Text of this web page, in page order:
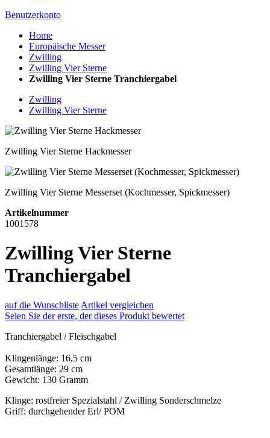
Benutzerkonto
Home
Europäische Messer
Zwilling
Zwilling Vier Sterne
Zwilling Vier Sterne Tranchiergabel
Zwilling
Zwilling Vier Sterne
Zwilling Vier Sterne Hackmesser
Zwilling Vier Sterne Messerset (Kochmesser, Spickmesser)
Artikelnummer
1001578
Zwilling Vier Sterne
Tranchiergabel
auf die Wunschliste Artikel vergleichen
Seien Sie der erste, der dieses Produkt bewertet
Tranchiergabel / Fleischgabel
Klingenlänge: 16,5 cm
Gesamtlänge: 29 cm
Gewicht: 130 Gramm
Klinge: rostfreier Spezialstahl / Zwilling Sonderschmelze
Griff: durchgehender Erl/ POM